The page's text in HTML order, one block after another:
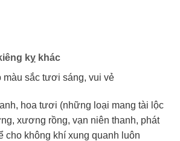
kỵ khác
màu sắc tươi sáng, vui vẻ
hoa tươi (những loại mang tài lộc
xương rồng, vạn niên thanh, phát
cho không khí xung quanh luôn